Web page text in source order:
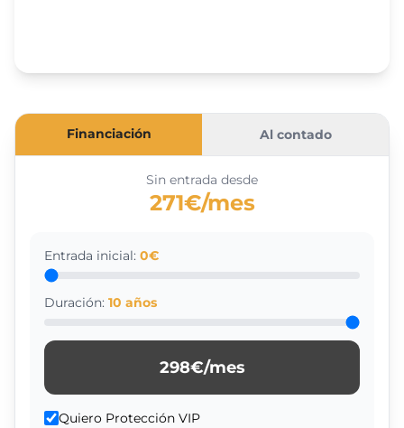
Financiación Al contado
Sin entrada desde
271€/mes
Entrada inicial: 0€
Duración: 10 años
298€/mes
Quiero Protección VIP